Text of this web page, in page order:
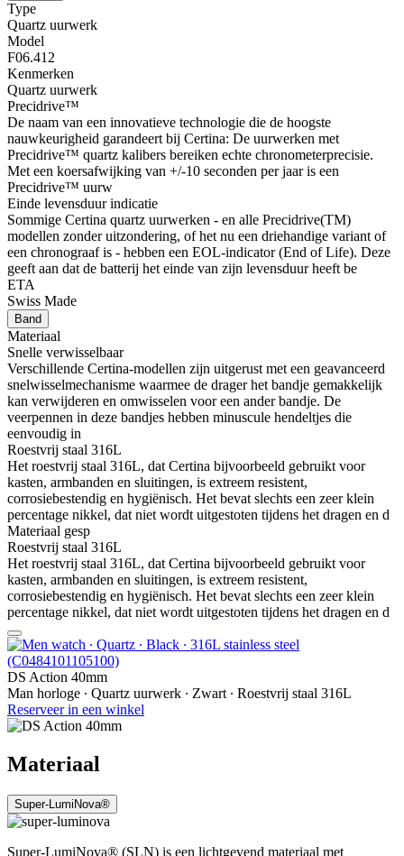
Type
Quartz uurwerk
Model
F06.412
Kenmerken
Quartz uurwerk
Precidrive™
De naam van een innovatieve technologie die de hoogste
nauwkeurigheid garandeert bij Certina: De uurwerken met
Precidrive™ quartz kalibers bereiken echte chronometerprecisie.
Met een koersafwijking van +/-10 seconden per jaar is een
Precidrive™ uurw
Einde levensduur indicatie
Sommige Certina quartz uurwerken - en alle Precidrive(TM)
modellen zonder uitzondering, of het nu een driehandige variant of
een chronograaf is - hebben een EOL-indicator (End of Life). Deze
geeft aan dat de batterij het einde van zijn levensduur heeft be
ETA
Swiss Made
Band
Materiaal
Snelle verwisselbaar
Verschillende Certina-modellen zijn uitgerust met een geavanceerd
snelwisselmechanisme waarmee de drager het bandje gemakkelijk
kan verwijderen en omwisselen voor een ander bandje. De
veerpennen in deze bandjes hebben minuscule hendeltjes die
eenvoudig in
Roestvrij staal 316L
Het roestvrij staal 316L, dat Certina bijvoorbeeld gebruikt voor
kasten, armbanden en sluitingen, is extreem resistent,
corrosiebestendig en hygiënisch. Het bevat slechts een zeer klein
percentage nikkel, dat niet wordt uitgestoten tijdens het dragen en d
Materiaal gesp
Roestvrij staal 316L
Het roestvrij staal 316L, dat Certina bijvoorbeeld gebruikt voor
kasten, armbanden en sluitingen, is extreem resistent,
corrosiebestendig en hygiënisch. Het bevat slechts een zeer klein
percentage nikkel, dat niet wordt uitgestoten tijdens het dragen en d
DS Action 40mm
Man horloge ∙ Quartz uurwerk ∙ Zwart ∙ Roestvrij staal 316L
Reserveer in een winkel
Materiaal
Super-LumiNova®
Super-LumiNova® (SLN) is een lichtgevend materiaal met